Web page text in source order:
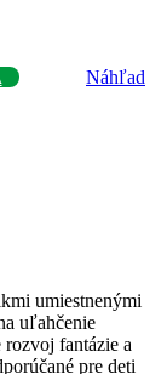
Náhľad
umiestnenými
uľahčenie
fantázie a
pre deti